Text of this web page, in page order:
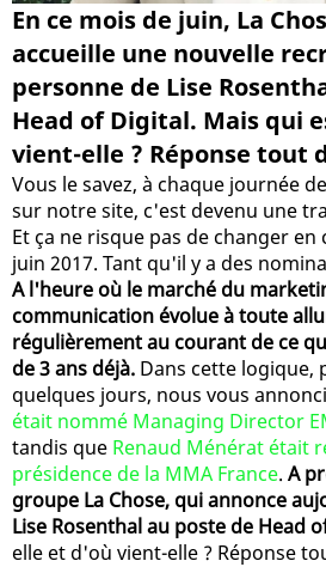
En ce mois de juin, La
accueille une nouvelle
personne de Lise
Head of Digital. Mais qui
vient-elle ? Réponse tout
Vous le savez, à chaque journée
sur notre site, c'est devenu une
Et ça ne risque pas de changer
juin 2017. Tant qu'il y a des
A l'heure où le marché du
communication évolue à toute
régulièrement au courant de ce
de 3 ans déjà. Dans cette logique,
quelques jours, nous vous
était nommé Managing Director
tandis que Renaud Ménérat était
présidence de la MMA France. A
groupe La Chose, qui annonce
Lise Rosenthal au poste de Head
elle et d'où vient-elle ? Réponse